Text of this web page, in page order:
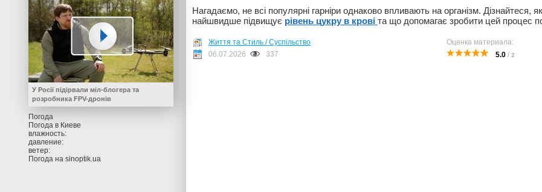
Нагадаємо, не всі популярні гарніри однаково впливають на організм. Дізнайтеся,
найшвидше підвищує рівень цукру в крові та що допомагає зробити цей процес
Оценка материала:
5.0 / 2
Життя та Стиль / Суспільство
06.07.2026
337
У Росії підірвали міл-блогера та
розробника FPV-дронів
Погода
Погода в Киеве
влажность:
давление:
ветер:
Погода на sinoptik.ua